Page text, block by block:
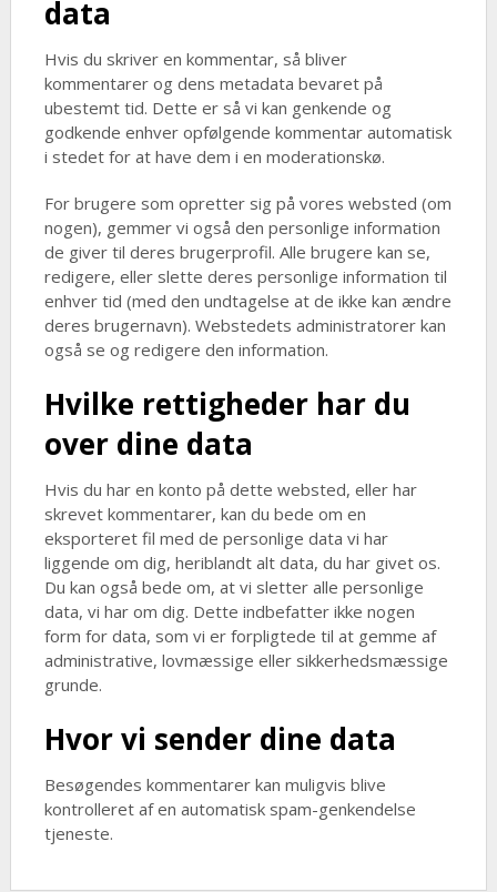
data
Hvis du skriver en kommentar, så bliver
kommentarer og dens metadata bevaret på
ubestemt tid. Dette er så vi kan genkende og
godkende enhver opfølgende kommentar automatisk
i stedet for at have dem i en moderationskø.
For brugere som opretter sig på vores websted (om
nogen), gemmer vi også den personlige information
de giver til deres brugerprofil. Alle brugere kan se,
redigere, eller slette deres personlige information til
enhver tid (med den undtagelse at de ikke kan ændre
deres brugernavn). Webstedets administratorer kan
også se og redigere den information.
Hvilke rettigheder har du
over dine data
Hvis du har en konto på dette websted, eller har
skrevet kommentarer, kan du bede om en
eksporteret fil med de personlige data vi har
liggende om dig, heriblandt alt data, du har givet os.
Du kan også bede om, at vi sletter alle personlige
data, vi har om dig. Dette indbefatter ikke nogen
form for data, som vi er forpligtede til at gemme af
administrative, lovmæssige eller sikkerhedsmæssige
grunde.
Hvor vi sender dine data
Besøgendes kommentarer kan muligvis blive
kontrolleret af en automatisk spam-genkendelse
tjeneste.